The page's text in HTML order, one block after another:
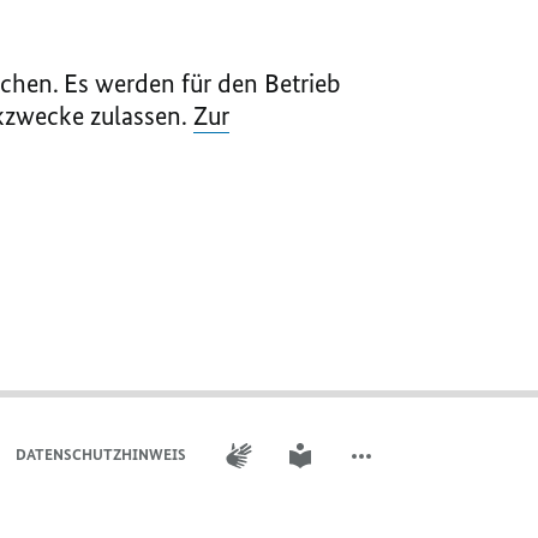
Es werden für den Betrieb
zulassen. Zur
DATENSCHUTZHINWEIS ​​​​​​ GEBÄRDENSPRACHE
LEICHTE SPRACHE